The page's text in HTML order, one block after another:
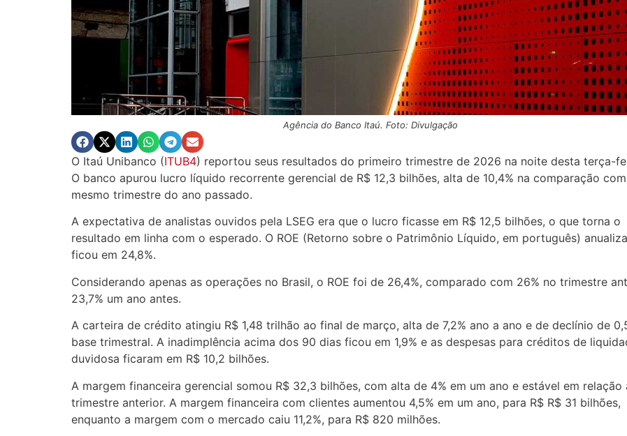
Agência do Banco Itaú. Foto: Divulgação
O Itaú Unibanco (ITUB4) reportou seus resultados do primeiro trimestre de 2026 na noite desta terça-
O banco apurou lucro líquido recorrente gerencial de R$ 12,3 bilhões, alta de 10,4% na comparação
mesmo trimestre do ano passado.
A expectativa de analistas ouvidos pela LSEG era que o lucro ficasse em R$ 12,5 bilhões, o que torna o
resultado em linha com o esperado. O ROE (Retorno sobre o Patrimônio Líquido, em português)
ficou em 24,8%.
Considerando apenas as operações no Brasil, o ROE foi de 26,4%, comparado com 26% no trimestre
23,7% um ano antes.
A carteira de crédito atingiu R$ 1,48 trilhão ao final de março, alta de 7,2% ano a ano e de declínio de
base trimestral. A inadimplência acima dos 90 dias ficou em 1,9% e as despesas para créditos de
duvidosa ficaram em R$ 10,2 bilhões.
A margem financeira gerencial somou R$ 32,3 bilhões, com alta de 4% em um ano e estável em relação
trimestre anterior. A margem financeira com clientes aumentou 4,5% em um ano, para R$ R$ 31 bilhões,
enquanto a margem com o mercado caiu 11,2%, para R$ 820 milhões.